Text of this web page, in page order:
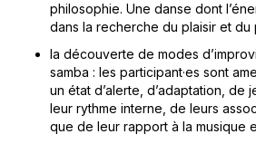
philosophie. Une danse dont
dans la recherche du plaisir et du
la découverte de modes
samba : les participant·es sont
un état d’alerte, d’adaptation, de
leur rythme interne, de leurs
que de leur rapport à la musique